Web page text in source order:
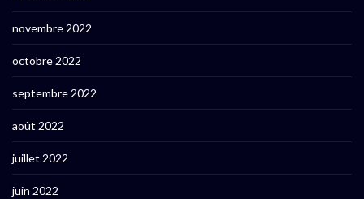
novembre 2022
octobre 2022
septembre 2022
août 2022
juillet 2022
juin 2022